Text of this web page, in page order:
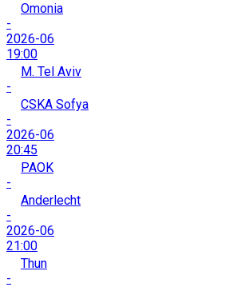
Omonia
-
2026-06
19:00
M. Tel Aviv
-
CSKA Sofya
-
2026-06
20:45
PAOK
-
Anderlecht
-
2026-06
21:00
Thun
-